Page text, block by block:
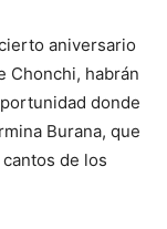
aniversario
Chonchi, habrán
donde
Burana, que
de los